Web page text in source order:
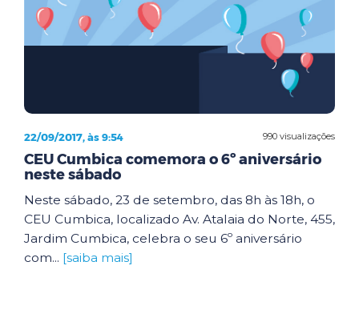
990 visualizações
22/09/2017, às 9:54
CEU Cumbica comemora o 6º aniversário
neste sábado
Neste sábado, 23 de setembro, das 8h às 18h, o
CEU Cumbica, localizado Av. Atalaia do Norte, 455,
Jardim Cumbica, celebra o seu 6º aniversário
com... [saiba mais]